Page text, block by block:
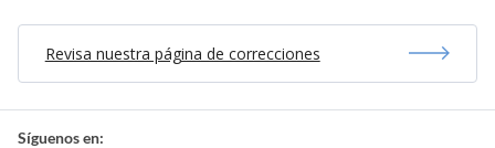
Revisa nuestra página de correcciones
Síguenos en: